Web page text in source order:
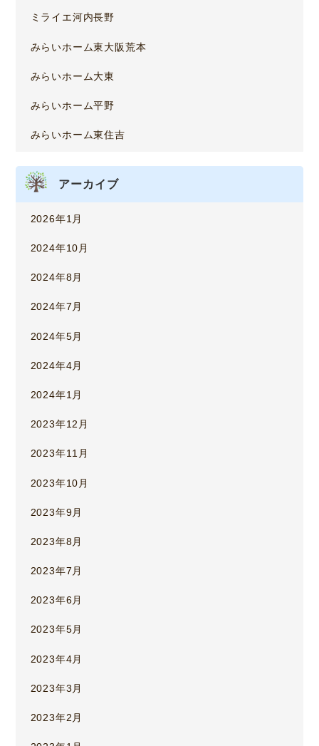
ミライエ河内長野
みらいホーム東大阪荒本
みらいホーム大東
みらいホーム平野
みらいホーム東住吉
アーカイブ
2026年1月
2024年10月
2024年8月
2024年7月
2024年5月
2024年4月
2024年1月
2023年12月
2023年11月
2023年10月
2023年9月
2023年8月
2023年7月
2023年6月
2023年5月
2023年4月
2023年3月
2023年2月